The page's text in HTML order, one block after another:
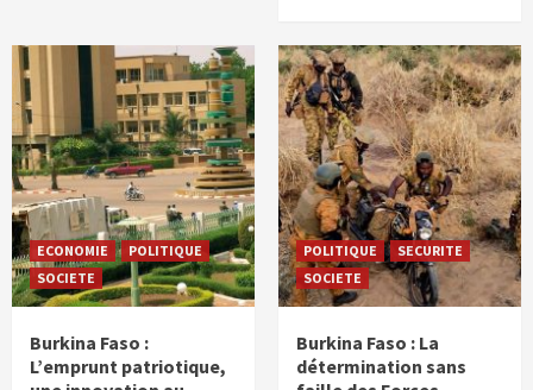
ECONOMIE
POLITIQUE
SOCIETE
Burkina Faso :
L’emprunt patriotique,
POLITIQUE
SECURITE
SOCIETE
Burkina Faso : La
détermination sans